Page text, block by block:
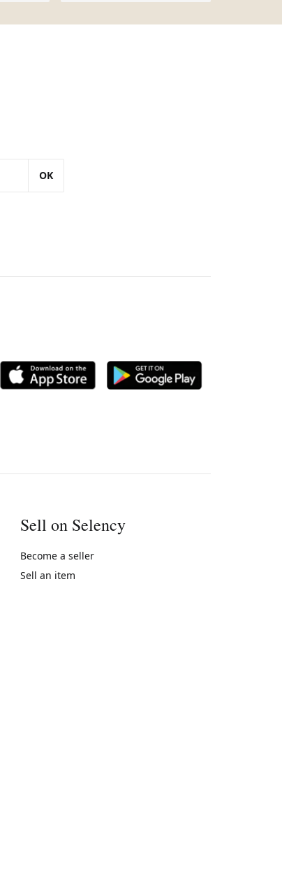
OK
Sell on Selency
Become a seller
Sell an item